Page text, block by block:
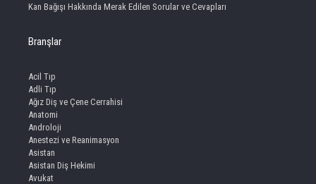
Kan Bağışı Hakkında Merak Edilen Sorular ve Cevapları
Branşlar
Acil Tıp
Adli Tıp
Ağız Diş ve Çene Cerrahisi
Anatomi
Androloji
Anestezi ve Reanimasyon
Asistan
Asistan Diş Hekimi
Avukat